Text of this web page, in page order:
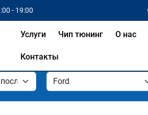
- 19:00
Услуги Чип тюнинг О нас
Контакты